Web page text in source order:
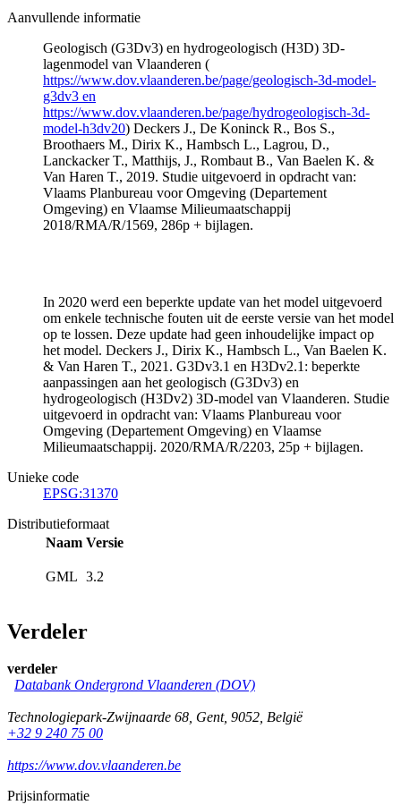
Aanvullende informatie
Geologisch (G3Dv3) en hydrogeologisch (H3D) 3D-
lagenmodel van Vlaanderen (
https://www.dov.vlaanderen.be/page/geologisch-3d-model-
g3dv3 en
https://www.dov.vlaanderen.be/page/hydrogeologisch-3d-
model-h3dv20) Deckers J., De Koninck R., Bos S.,
Broothaers M., Dirix K., Hambsch L., Lagrou, D.,
Lanckacker T., Matthijs, J., Rombaut B., Van Baelen K. &
Van Haren T., 2019. Studie uitgevoerd in opdracht van:
Vlaams Planbureau voor Omgeving (Departement
Omgeving) en Vlaamse Milieumaatschappij
2018/RMA/R/1569, 286p + bijlagen.
In 2020 werd een beperkte update van het model uitgevoerd
om enkele technische fouten uit de eerste versie van het model
op te lossen. Deze update had geen inhoudelijke impact op
het model. Deckers J., Dirix K., Hambsch L., Van Baelen K.
& Van Haren T., 2021. G3Dv3.1 en H3Dv2.1: beperkte
aanpassingen aan het geologisch (G3Dv3) en
hydrogeologisch (H3Dv2) 3D-model van Vlaanderen. Studie
uitgevoerd in opdracht van: Vlaams Planbureau voor
Omgeving (Departement Omgeving) en Vlaamse
Milieumaatschappij. 2020/RMA/R/2203, 25p + bijlagen.
Unieke code
EPSG:31370
Distributieformaat
Naam Versie
GML 3.2
Verdeler
verdeler
Databank Ondergrond Vlaanderen (DOV)
Technologiepark-Zwijnaarde 68, Gent, 9052, België
+32 9 240 75 00
https://www.dov.vlaanderen.be
Prijsinformatie